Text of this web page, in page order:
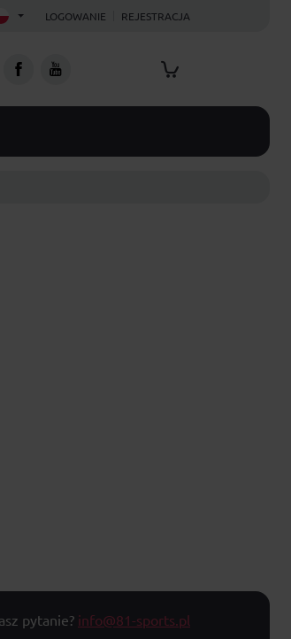
LOGOWANIE REJESTRACJA
pytanie? info@81-sports.pl